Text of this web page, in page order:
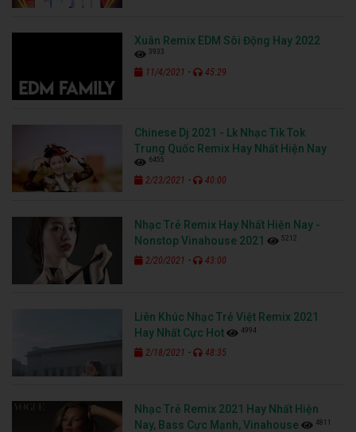
Xuân Remix EDM Sôi Động Hay 2022
3933
11/4/2021 - 45:29
Chinese Dj 2021 - Lk Nhạc Tik Tok
Trung Quốc Remix Hay Nhất Hiện Nay
6455
2/23/2021 - 40:00
Nhạc Trẻ Remix Hay Nhất Hiện Nay -
Nonstop Vinahouse 2021
5212
2/20/2021 - 43:00
Liên Khúc Nhạc Trẻ Việt Remix 2021
Hay Nhất Cực Hot
4994
2/18/2021 - 48:35
Nhạc Trẻ Remix 2021 Hay Nhất Hiện
Nay, Bass Cực Mạnh, Vinahouse
4811